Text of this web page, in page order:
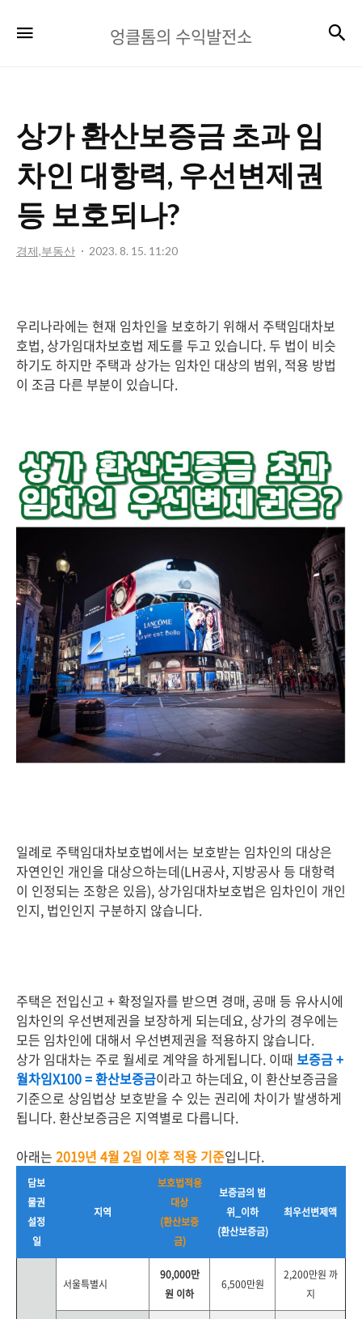
클
수
익
발
엉클톰의 수익발전소
상가 환산보증금 초과 임
차인 대항력, 우선변제권
등 보호되나?
경제,부동산 2023. 8. 15. 11:20
우리나라에는 현재 임차인을 보호하기 위해서 주택임대차보
호법, 상가임대차보호법 제도를 두고 있습니다. 두 법이 비슷
하기도 하지만 주택과 상가는 임차인 대상의 범위, 적용 방법
이 조금 다른 부분이 있습니다.
일례로 주택임대차보호법에서는 보호받는 임차인의 대상은
자연인인 개인을 대상으하는데(LH공사, 지방공사 등 대항력
이 인정되는 조항은 있음), 상가임대차보호법은 임차인이 개인
인지, 법인인지 구분하지 않습니다.
주택은 전입신고 + 확정일자를 받으면 경매, 공매 등 유사시에
임차인의 우선변제권을 보장하게 되는데요, 상가의 경우에는
모든 임차인에 대해서 우선변제권을 적용하지 않습니다.
상가 임대차는 주로 월세로 계약을 하게됩니다. 이때 보증금 +
월차임X100 = 환산보증금이라고 하는데요, 이 환산보증금을
기준으로 상임법상 보호받을 수 있는 권리에 차이가 발생하게
됩니다. 환산보증금은 지역별로 다릅니다.
아래는 2019년 4월 2일 이후 적용 기준입니다.
담보
물권
설정
일
지역
보호법적용
대상
(환산보증
금)
보증금의 범
위_이하
(환산보증금)
최우선변제액
서울특별시
90,000만
원 이하
6,500만원
2,200만원 까
지